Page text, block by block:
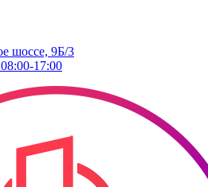
шоссе, 9Б/3
17:00